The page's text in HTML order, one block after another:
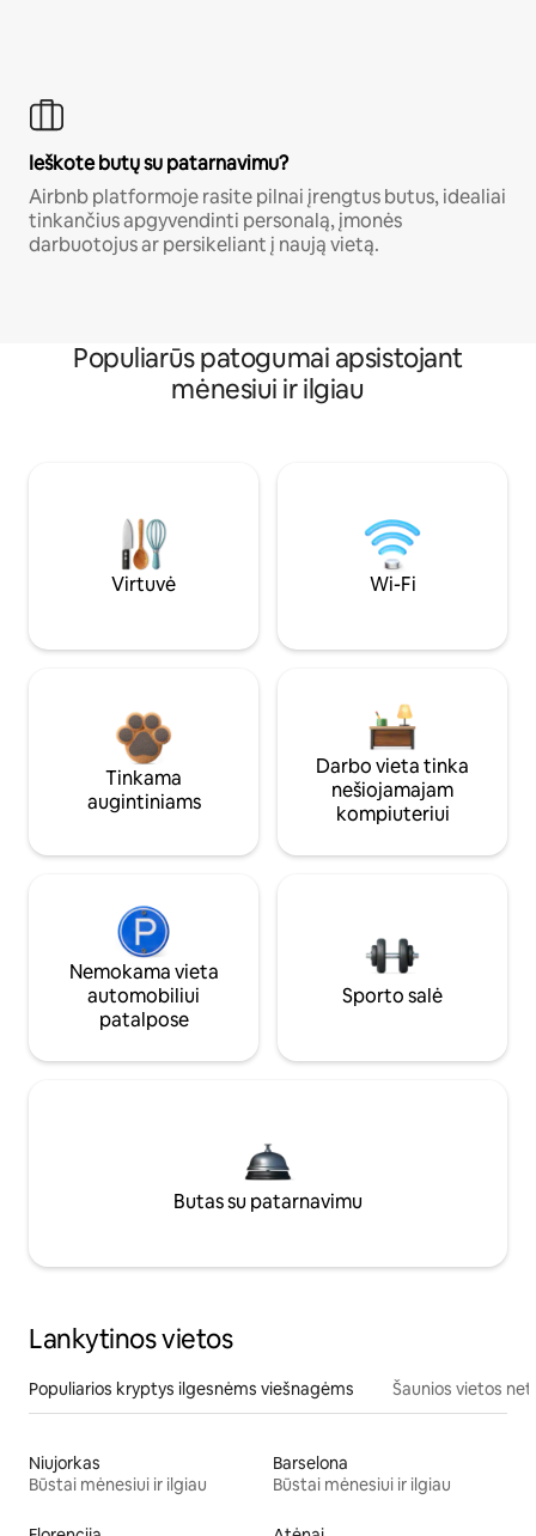
Ieškote butų su patarnavimu?
Airbnb platformoje rasite pilnai įrengtus butus, idealiai
tinkančius apgyvendinti personalą, įmonės
darbuotojus ar persikeliant į naują vietą.
Populiarūs patogumai apsistojant
mėnesiui ir ilgiau
Virtuvė Wi-Fi
Tinkama
augintiniams
Darbo vieta tinka
nešiojamajam
kompiuteriui
Nemokama vieta
automobiliui
patalpose
Sporto salė
Butas su patarnavimu
Lankytinos vietos
Populiarios kryptys ilgesnėms viešnagėms Šaunios vietos
Niujorkas
Būstai mėnesiui ir ilgiau
Barselona
Būstai mėnesiui ir ilgiau